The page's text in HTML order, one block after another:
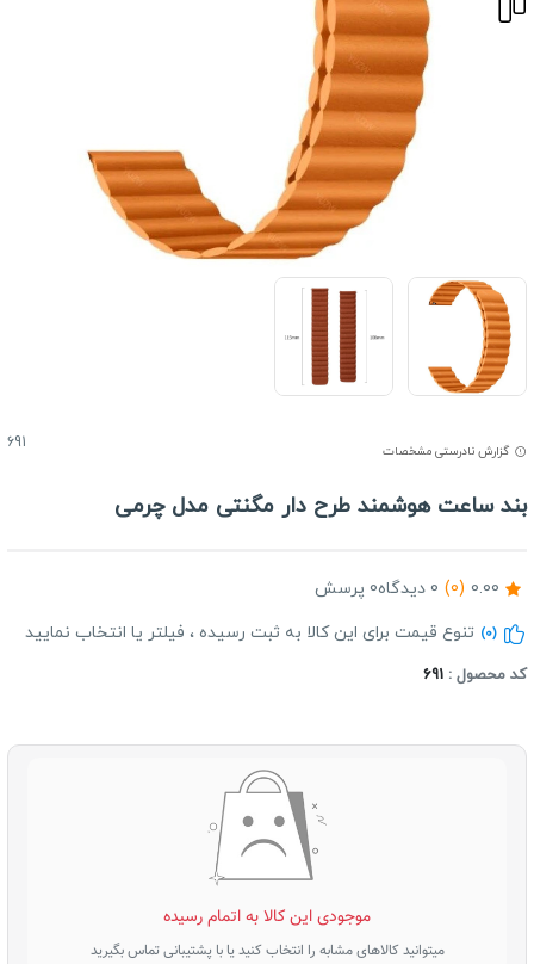
گزارش نادرستی مشخصات 691
ساعت هوشمند طرح دار مگنتی مدل چرمی
0.00
(0) 0 دیدگاه 0 پرسش
(0) تنوع قیمت برای این کالا به ثبت رسیده ، فیلتر یا انتخاب نمایید
محصول : 691
موجودی این کالا به اتمام رسیده
میتوانید کالاهای مشابه را انتخاب کنید یا با پشتیبانی تماس بگیرید